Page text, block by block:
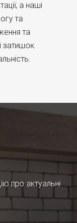
а наші
та
та
затишок
про актуальні